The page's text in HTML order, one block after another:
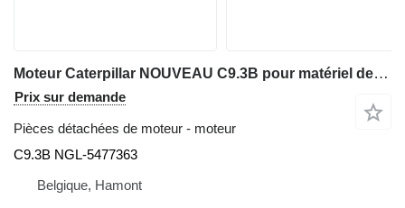
Moteur Caterpillar NOUVEAU C9.3B pour matériel de TP
Prix sur demande
Pièces détachées de moteur - moteur
C9.3B NGL-5477363
Belgique, Hamont